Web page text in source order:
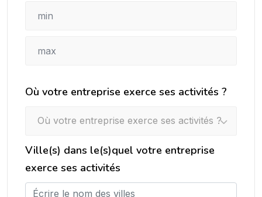
Où votre entreprise exerce ses activités ?
Où votre entreprise exerce ses activités ?
Ville(s) dans le(s)quel votre entreprise
exerce ses activités